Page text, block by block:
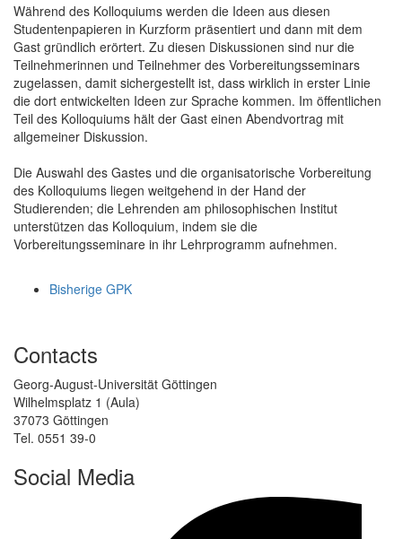
Während des Kolloquiums werden die Ideen aus diesen
Studentenpapieren in Kurzform präsentiert und dann mit dem
Gast gründlich erörtert. Zu diesen Diskussionen sind nur die
Teilnehmerinnen und Teilnehmer des Vorbereitungsseminars
zugelassen, damit sichergestellt ist, dass wirklich in erster Linie
die dort entwickelten Ideen zur Sprache kommen. Im öffentlichen
Teil des Kolloquiums hält der Gast einen Abendvortrag mit
allgemeiner Diskussion.
Die Auswahl des Gastes und die organisatorische Vorbereitung
des Kolloquiums liegen weitgehend in der Hand der
Studierenden; die Lehrenden am philosophischen Institut
unterstützen das Kolloquium, indem sie die
Vorbereitungsseminare in ihr Lehrprogramm aufnehmen.
Bisherige GPK
Contacts
Georg-August-Universität Göttingen
Wilhelmsplatz 1 (Aula)
37073 Göttingen
Tel. 0551 39-0
Social Media